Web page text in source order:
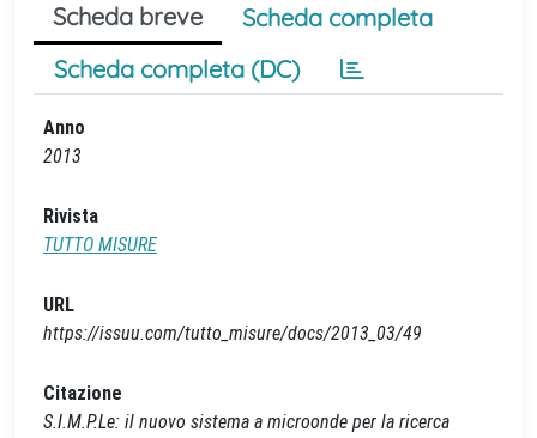
Scheda breve
Scheda completa
Scheda completa (DC)
Anno
2013
Rivista
TUTTO MISURE
URL
https://issuu.com/tutto_misure/docs/2013_03/49
Citazione
S.I.M.P.Le: il nuovo sistema a microonde per la ricerca